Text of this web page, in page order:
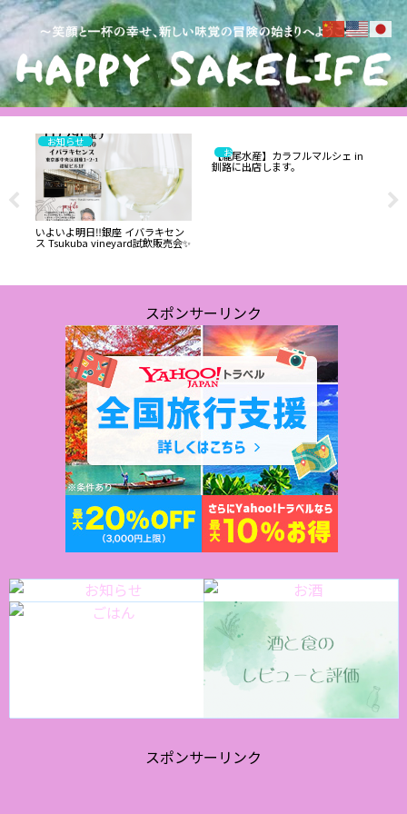
お知らせ
いよいよ明日‼️銀座 イバラキセン
ス Tsukuba vineyard試飲販売会✨
お知らせ
【瀧尾水産】カラフルマルシェ in
釧路に出店します。
スポンサーリンク
スポンサーリンク